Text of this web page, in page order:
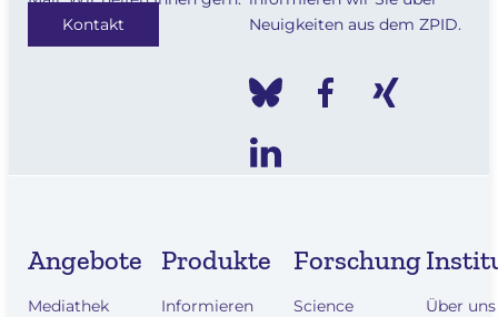
Kontakt
Neuigkeiten aus dem ZPID.
Angebote
Mediathek
Produkte
Informieren
Forschung
Science
Über uns